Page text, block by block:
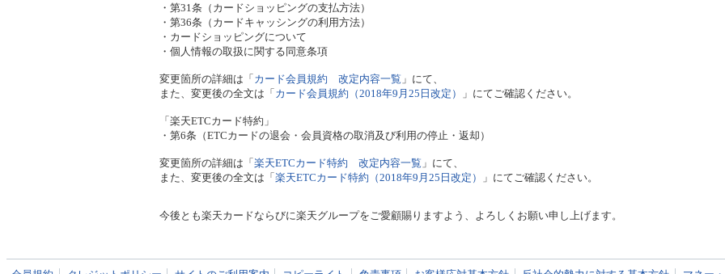
・第31条（カードショッピングの支払方法）
・第36条（カードキャッシングの利用方法）
・カードショッピングについて
・個人情報の取扱に関する同意条項
変更箇所の詳細は「 カード会員規約 改定内容一覧 」にて、
また、変更後の全文は「 カード会員規約（2018年9月25日改定） 」にてご確認ください。
「楽天ETCカード特約」
・第6条（ETCカードの退会・会員資格の取消及び利用の停止・返却）
変更箇所の詳細は「 楽天ETCカード特約 改定内容一覧 」にて、
また、変更後の全文は「 楽天ETCカード特約（2018年9月25日改定） 」にてご確認ください。
今後とも楽天カードならびに楽天グループをご愛顧賜りますよう、よろしくお願い申し上げます。